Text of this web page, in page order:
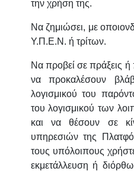
την χρήση της.
Να ζημιώσει, με
Υ.Π.Ε.Ν. ή τρίτων.
Να προβεί σε πράξεις
να προκαλέσουν
λογισμικού του
του λογισμικού των
και να θέσουν σε
υπηρεσιών της
τους υπόλοιπους
εκμετάλλευση ή